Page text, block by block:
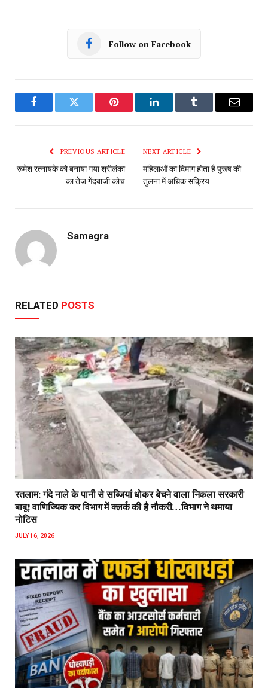
Follow on Facebook
FacebookTwitter Pinterest LinkedInTumblr Email
PREVIOUS ARTICLE
रूमेश रत्नायके को बनाया गया श्रीलंका
का तेज गेंदबाजी कोच
NEXT ARTICLE
महिलाओं का दिमाग होता है पुरूष की
तुलना में अधिक सक्रिय
Samagra
RELATED POSTS
रतलाम: गंदे नाले के पानी से सब्जियां धोकर बेचने वाला निकला सरकारी
बाबू! वाणिज्यिक कर विभाग में क्लर्क की है नौकरी…विभाग ने थमाया
नोटिस
JULY 16, 2026